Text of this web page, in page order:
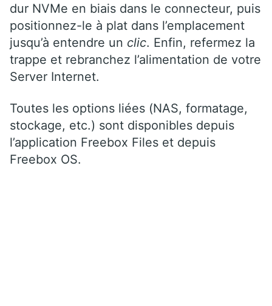
dur NVMe en biais dans le connecteur, puis
positionnez-le à plat dans l’emplacement
jusqu’à entendre un clic. Enfin, refermez la
trappe et rebranchez l’alimentation de votre
Server Internet.
Toutes les options liées (NAS, formatage,
stockage, etc.) sont disponibles depuis
l’application Freebox Files et depuis
Freebox OS.